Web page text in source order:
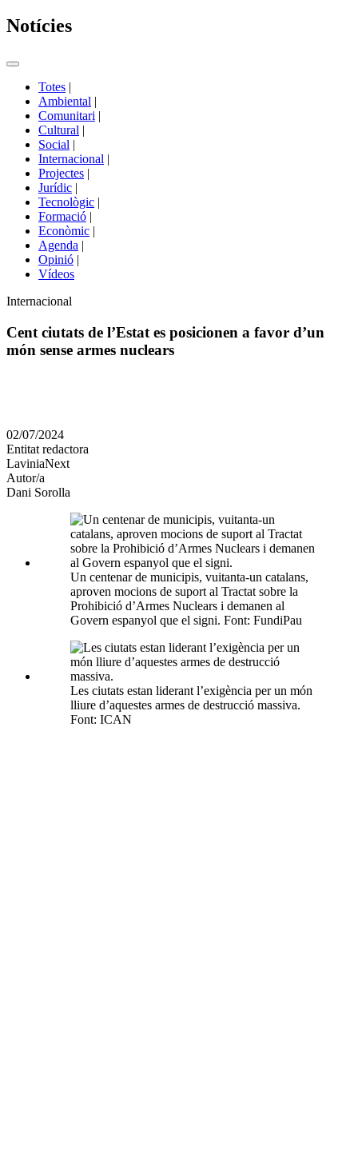
Notícies
Commutador
portals
Totes |
Ambiental |
Comunitari |
Cultural |
Social |
Internacional |
Projectes |
Jurídic |
Tecnològic |
Formació |
Econòmic |
Agenda |
Opinió |
Vídeos
Àmbit
la
notícia
Internacional
Cent ciutats de l’Estat es posicionen a favor d’un
món sense armes nuclears
en
altres
xarxes
socials
02/07/2024
Entitat redactora
LaviniaNext
Autor/a
Dani Sorolla
Un centenar de municipis, vuitanta-un catalans,
aproven mocions de suport al Tractat sobre la
Prohibició d’Armes Nuclears i demanen al
Govern espanyol que el signi. Font: FundiPau
Les ciutats estan liderant l’exigència per un món
lliure d’aquestes armes de destrucció massiva.
Font: ICAN